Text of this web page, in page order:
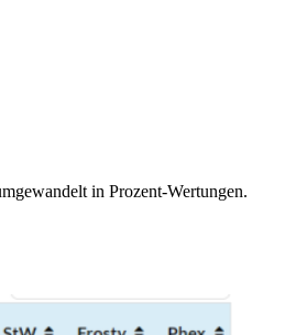
in Prozent-Wertungen.